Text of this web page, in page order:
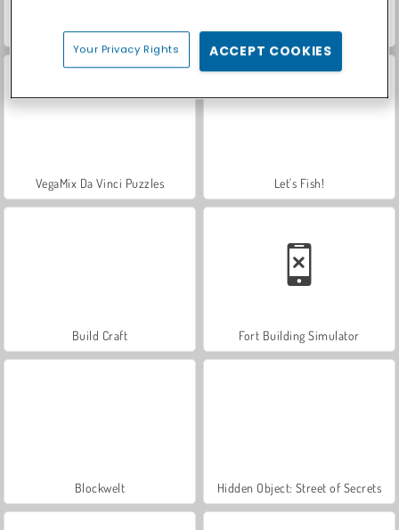
World Crafts World War 2 Shooter
VegaMix Da Vinci Puzzles Let's Fish!
Build Craft Fort Building Simulator
Blockwelt Hidden Object: Street of Secrets
Your Privacy Rights ACCEPT COOKIES